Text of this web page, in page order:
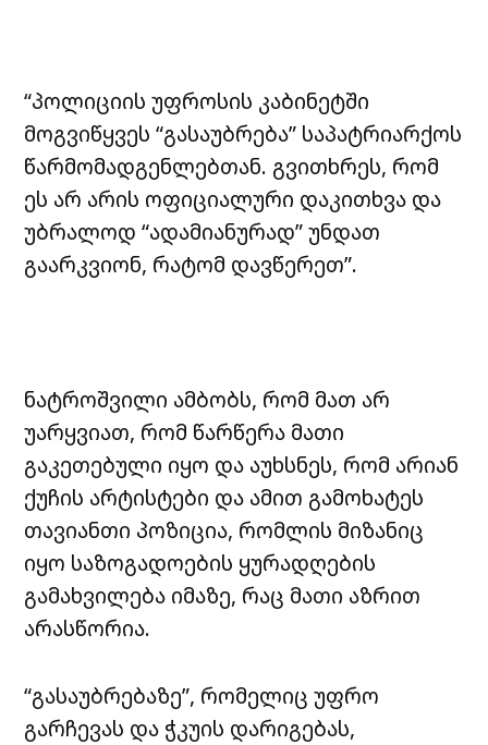
“პოლიციის უფროსის კაბინეტში
მოგვიწყვეს “გასაუბრება” საპატრიარქოს
წარმომადგენლებთან. გვითხრეს, რომ
ეს არ არის ოფიციალური დაკითხვა და
უბრალოდ “ადამიანურად” უნდათ
გაარკვიონ, რატომ დავწერეთ”.
ნატროშვილი ამბობს, რომ მათ არ
უარყვიათ, რომ წარწერა მათი
გაკეთებული იყო და აუხსნეს, რომ არიან
ქუჩის არტისტები და ამით გამოხატეს
თავიანთი პოზიცია, რომლის მიზანიც
იყო საზოგადოების ყურადღების
გამახვილება იმაზე, რაც მათი აზრით
არასწორია.
“გასაუბრებაზე”, რომელიც უფრო
გარჩევას და ჭკუის დარიგებას,